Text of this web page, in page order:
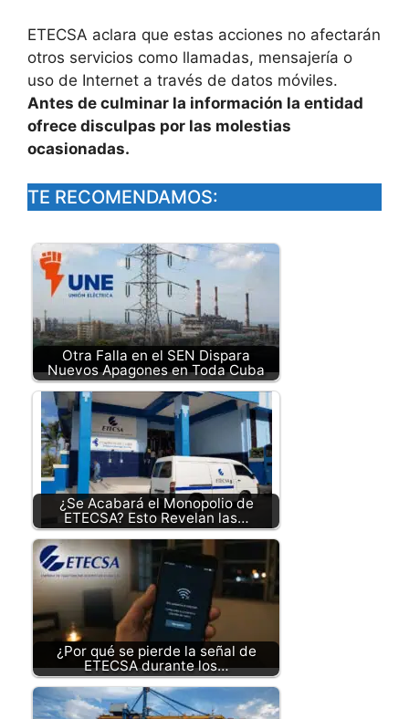
ETECSA aclara que estas acciones no afectarán
otros servicios como llamadas, mensajería o
uso de Internet a través de datos móviles.
Antes de culminar la información la entidad
ofrece disculpas por las molestias
ocasionadas.
TE RECOMENDAMOS:
Otra Falla en el SEN Dispara
Nuevos Apagones en Toda Cuba
¿Se Acabará el Monopolio de
ETECSA? Esto Revelan las…
¿Por qué se pierde la señal de
ETECSA durante los…